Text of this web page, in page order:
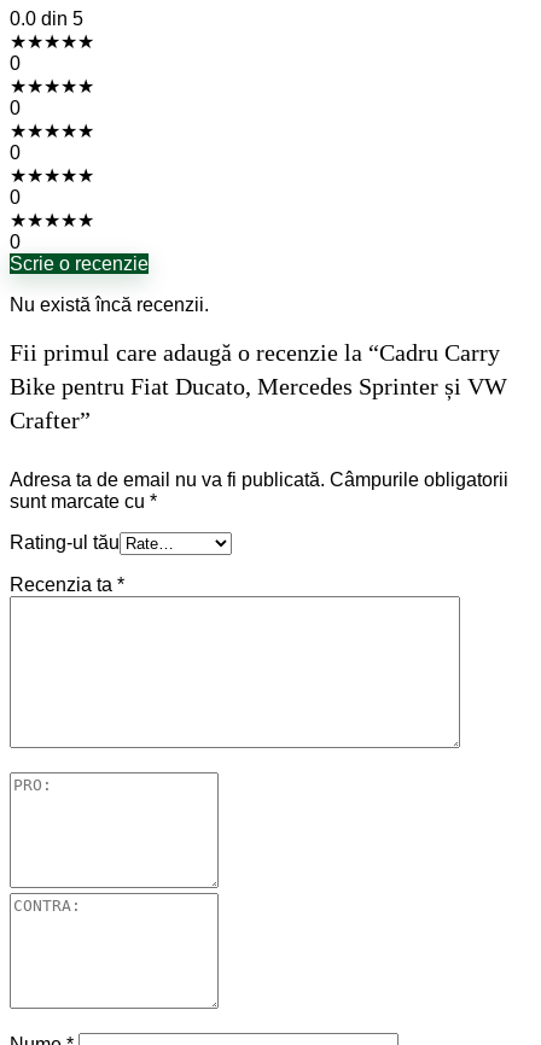
0.0 din 5
★★★★★
0
★★★★★
0
★★★★★
0
★★★★★
0
★★★★★
0
Scrie o recenzie
Nu există încă recenzii.
Fii primul care adaugă o recenzie la “Cadru Carry
Bike pentru Fiat Ducato, Mercedes Sprinter și VW
Crafter”
Adresa ta de email nu va fi publicată. Câmpurile obligatorii
sunt marcate cu *
Rating-ul tău
Recenzia ta *